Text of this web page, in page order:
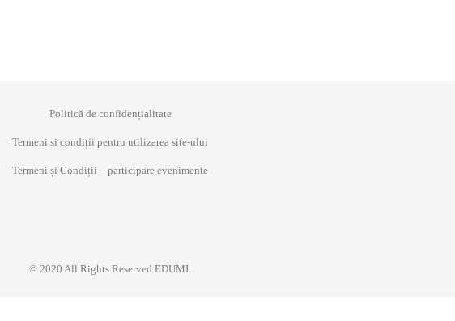
Politică de confidențialitate
Termeni si condiții pentru utilizarea site-ului
Termeni și Condiții – participare evenimente
© 2020 All Rights Reserved EDUMI.